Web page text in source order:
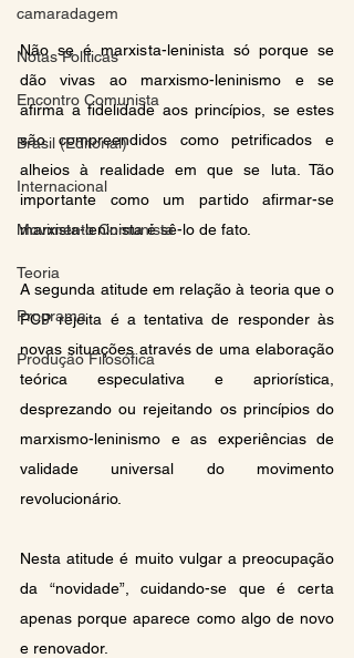
camaradagem
Notas Políticas
Encontro Comunista
Brasil (Editorial)
Internacional
Movimento Comunista
Teoria
Programa
Produção Filosófica
Não se é marxista-leninista só porque se
dão vivas ao marxismo-leninismo e se
afirma a fidelidade aos princípios, se estes
são compreendidos como petrificados e
alheios à realidade em que se luta. Tão
importante como um partido afirmar-se
marxista-leninista é sê-lo de fato.
A segunda atitude em relação à teoria que o
PCP rejeita é a tentativa de responder às
novas situações através de uma elaboração
teórica especulativa e apriorística,
desprezando ou rejeitando os princípios do
marxismo-leninismo e as experiências de
validade universal do movimento
revolucionário.
Nesta atitude é muito vulgar a preocupação
da “novidade”, cuidando-se que é certa
apenas porque aparece como algo de novo
e renovador.